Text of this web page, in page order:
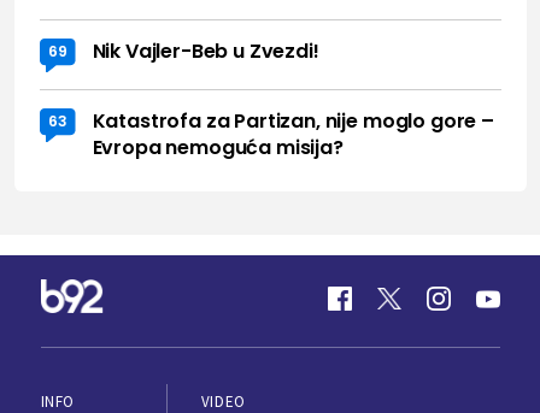
69 Nik Vajler-Beb u Zvezdi!
63
Katastrofa za Partizan, nije moglo gore –
Evropa nemoguća misija?
INFO
VIDEO